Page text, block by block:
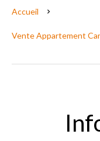
Accueil
Vente Appartement